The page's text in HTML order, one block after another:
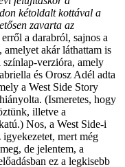
kétoldalt kottával a
zavarta az
a darabról, sajnos a
akár láthattam is
verzióra, amely
és Orosz Adél adta
a West Side Story
(Ismeretes, hogy
illetve a
Nos, a West Side-i
igyekezetet, mert még
de jelentem, a
ez a legkisebb